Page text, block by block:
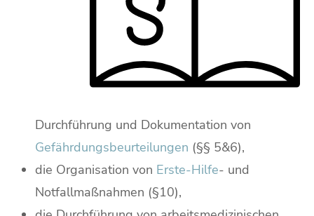
Durchführung und Dokumentation von
Gefährdungsbeurteilungen (§§ 5&6),
die Organisation von Erste-Hilfe- und
Notfallmaßnahmen (§10),